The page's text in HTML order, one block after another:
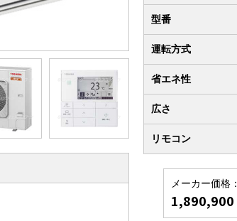
型番
運転方式
省エネ性
広さ
リモコン
メーカー価格：
1,890,900